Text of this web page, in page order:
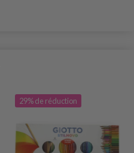
29% de réduction